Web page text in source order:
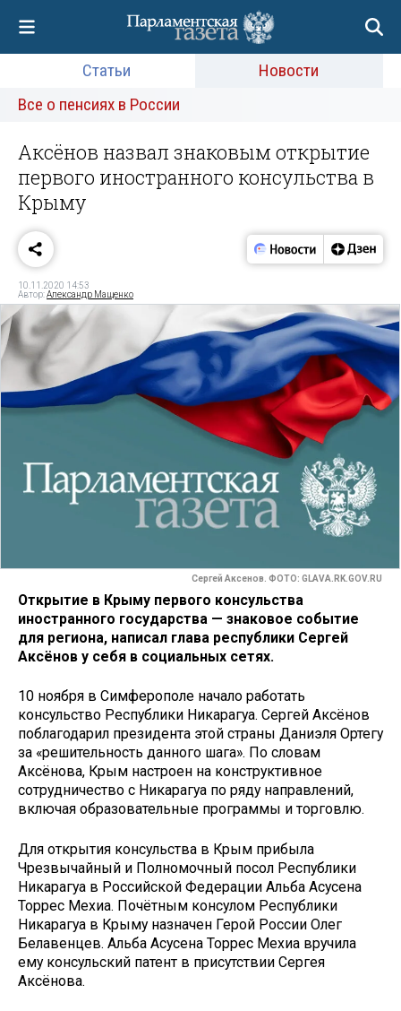
Статьи
Новости
Все о пенсиях в России
Аксёнов назвал знаковым открытие
первого иностранного консульства в
Крыму
10.11.2020 14:53
Автор:Александр Мащенко
Сергей Аксенов. ФОТО: GLAVA.RK.GOV.RU
Открытие в Крыму первого консульства
иностранного государства — знаковое событие
для региона, написал глава республики Сергей
Аксёнов у себя в социальных сетях.
10 ноября в Симферополе начало работать
консульство Республики Никарагуа. Сергей Аксёнов
поблагодарил президента этой страны Даниэля Ортегу
за «решительность данного шага». По словам
Аксёнова, Крым настроен на конструктивное
сотрудничество с Никарагуа по ряду направлений,
включая образовательные программы и торговлю.
Для открытия консульства в Крым прибыла
Чрезвычайный и Полномочный посол Республики
Никарагуа в Российской Федерации Альба Асусена
Торрес Мехиа. Почётным консулом Республики
Никарагуа в Крыму назначен Герой России Олег
Белавенцев. Альба Асусена Торрес Мехиа вручила
ему консульский патент в присутствии Сергея
Аксёнова.